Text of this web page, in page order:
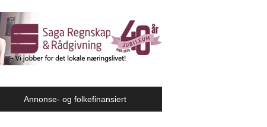
Annonse- og folkefinansiert